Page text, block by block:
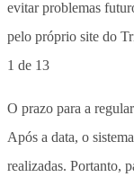
1 de 13
O prazo para a
Após a data, o
realizadas. Portanto,